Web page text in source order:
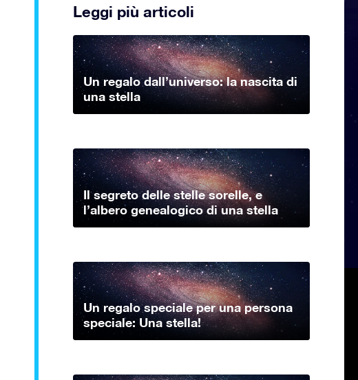
Leggi più articoli
Un regalo dall’universo: la nascita di
una stella
Il segreto delle stelle sorelle, e
l’albero genealogico di una stella
Un regalo speciale per una persona
speciale: Una stella!